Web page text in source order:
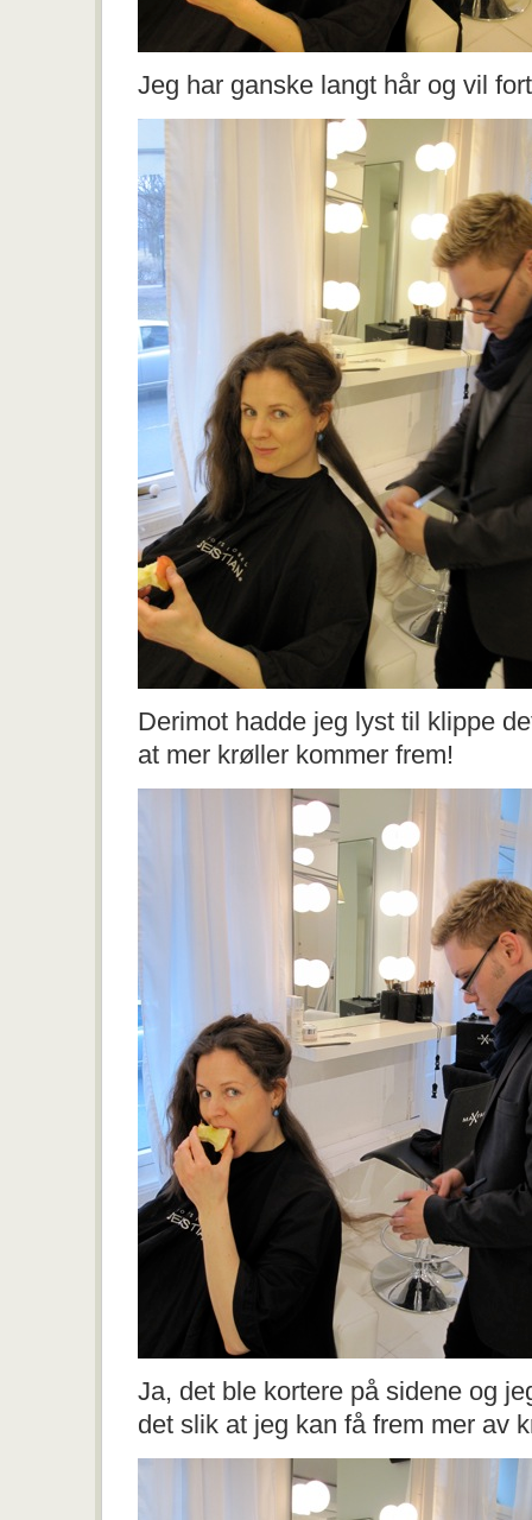
Jeg har ganske langt hår og vil
Derimot hadde jeg lyst til klippe
at mer krøller kommer frem!
Ja, det ble kortere på sidene og
det slik at jeg kan få frem mer av